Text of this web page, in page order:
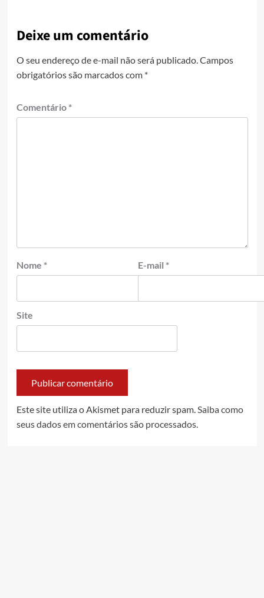
Deixe um comentário
O seu endereço de e-mail não será publicado.Campos
obrigatórios são marcados com *
Comentário *
Nome * E-mail *
Site
Este site utiliza o Akismet para reduzir spam.Saiba como
seus dados em comentários são processados.